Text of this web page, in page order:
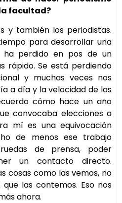
facultad?
y también los periodistas.
para desarrollar una
ha perdido en pos de un
rápido. Se está perdiendo
y muchas veces nos
a día y la velocidad de las
cómo hace un año
convocaba elecciones a
mí es una equivocación
de menos ese trabajo
de prensa, poder
un contacto directo.
cosas como las vemos, no
las contemos. Eso nos
ahora.